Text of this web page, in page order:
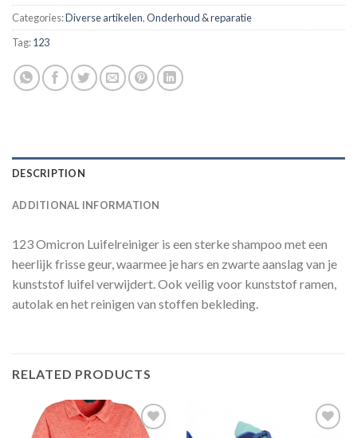
Categories:Diverse artikelen,Onderhoud & reparatie
Tag:123
DESCRIPTION
ADDITIONAL INFORMATION
123 Omicron Luifelreiniger is een sterke shampoo met een
heerlijk frisse geur, waarmee je hars en zwarte aanslag van je
kunststof luifel verwijdert. Ook veilig voor kunststof ramen,
autolak en het reinigen van stoffen bekleding.
RELATED PRODUCTS